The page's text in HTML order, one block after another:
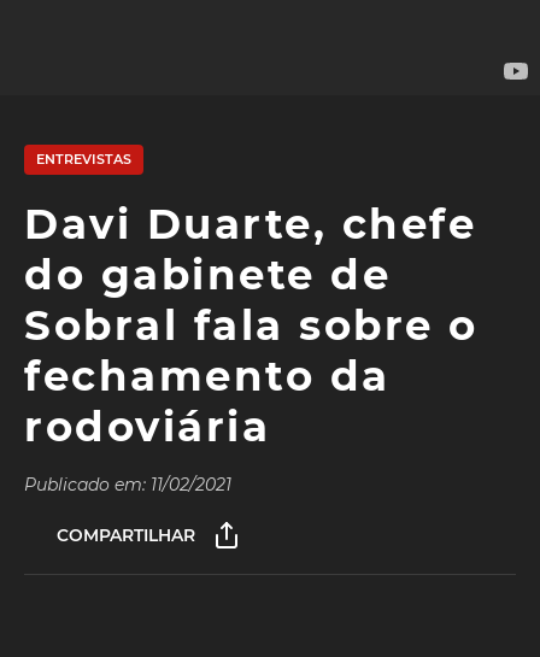
ENTREVISTAS
Davi Duarte, chefe
do gabinete de
Sobral fala sobre o
fechamento da
rodoviária
Publicado em: 11/02/2021
COMPARTILHAR